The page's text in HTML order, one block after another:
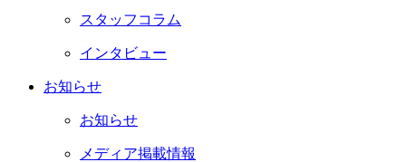
スタッフコラム
インタビュー
お知らせ
お知らせ
メディア掲載情報